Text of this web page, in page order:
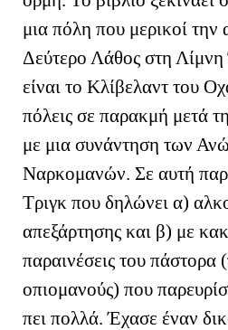
μια πόλη που μερικοί
Δεύτερο Λάθος στη
είναι το Κλίβελαντ του
πόλεις σε παρακμή μετά
με μια συνάντηση των
Ναρκομανών. Σε αυτή
Τριγκ που δηλώνει α)
απεξάρτησης και β) με
παραινέσεις του πάστορα
οπιομανούς) που
πει πολλά. Έχασε έναν